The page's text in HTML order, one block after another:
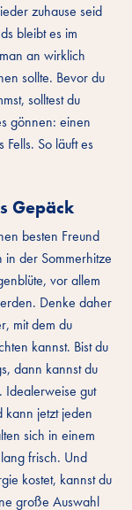
zuhause seid
bleibt es im
an wirklich
sollte. Bevor du
solltest du
gönnen: einen
So läuft es
Gepäck
besten Freund
der Sommerhitze
vor allem
Denke daher
mit dem du
kannst. Bist du
dann kannst du
Idealerweise gut
kann jetzt jeden
sich in einem
frisch. Und
kostet, kannst du
große Auswahl